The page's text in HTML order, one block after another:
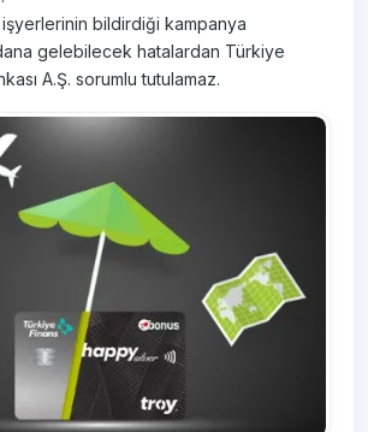
işyerlerinin bildirdiği kampanya
gelebilecek hatalardan Türkiye
A.Ş. sorumlu tutulamaz.​